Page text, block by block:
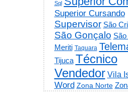
Sql
Superior Cursando
Supervisor São
São Gonçalo
Meriti Taquara
Tijuca Técnico
Vendedor Vila
Word Zona Norte